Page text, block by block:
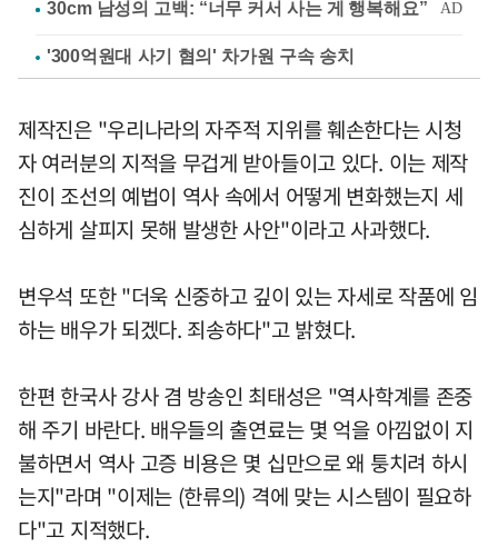
'300억원대 사기 혐의' 차가원 구속 송치
제작진은 "우리나라의 자주적 지위를 훼손한다는 시청
자 여러분의 지적을 무겁게 받아들이고 있다. 이는 제작
진이 조선의 예법이 역사 속에서 어떻게 변화했는지 세
심하게 살피지 못해 발생한 사안"이라고 사과했다.
변우석 또한 "더욱 신중하고 깊이 있는 자세로 작품에 임
하는 배우가 되겠다. 죄송하다"고 밝혔다.
한편 한국사 강사 겸 방송인 최태성은 "역사학계를 존중
해 주기 바란다. 배우들의 출연료는 몇 억을 아낌없이 지
불하면서 역사 고증 비용은 몇 십만으로 왜 퉁치려 하시
는지"라며 "이제는 (한류의) 격에 맞는 시스템이 필요하
다"고 지적했다.